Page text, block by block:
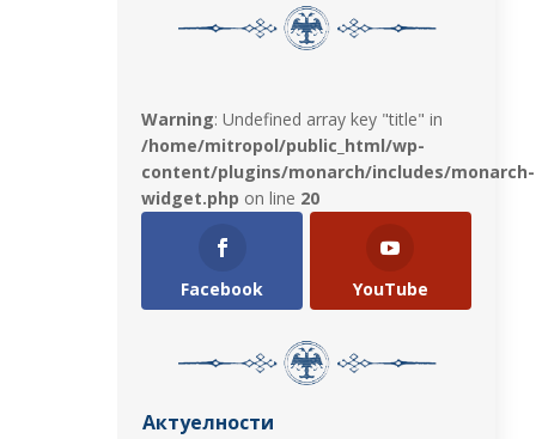
Warning: Undefined array key "title" in
/home/mitropol/public_html/wp-
content/plugins/monarch/includes/monarch-
widget.php on line 20
Facebook YouTube
Актуелности